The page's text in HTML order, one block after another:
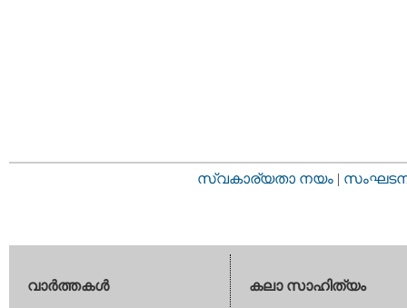
സ്വകാര്യതാ നയം |
വാര്‍ത്തകള്‍
കലാ സാഹിത്യം